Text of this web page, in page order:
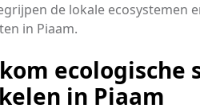
de lokale ecosystemen
in Piaam.
in Piaam